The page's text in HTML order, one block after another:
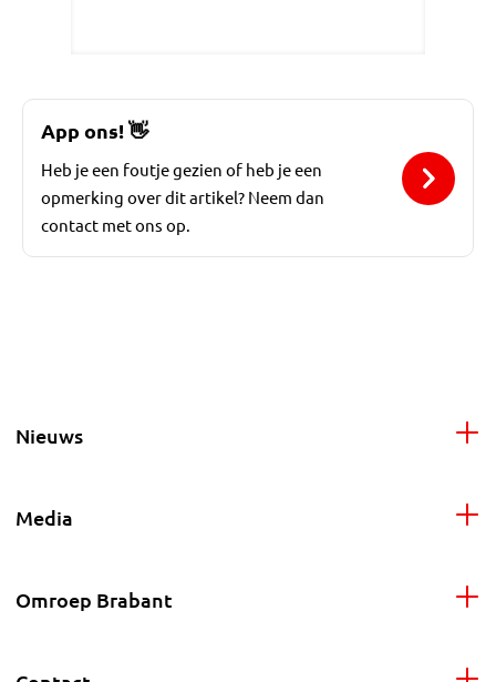
App ons!👋
Heb je een foutje gezien of heb je een
opmerking over dit artikel? Neem dan
contact met ons op.
Nieuws
Media
Omroep Brabant